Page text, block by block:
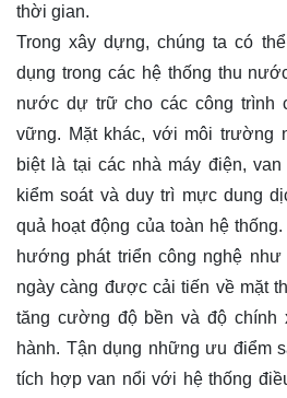
thời gian.
Trong xây dựng, chúng ta có
dụng trong các hệ thống thu
nước dự trữ cho các công trình
vững. Mặt khác, với môi trường
biệt là tại các nhà máy điện,
kiểm soát và duy trì mực dung
quả hoạt động của toàn hệ
hướng phát triển công nghệ
ngày càng được cải tiến về mặt
tăng cường độ bền và độ chính
hành. Tận dụng những ưu điểm
tích hợp van nổi với hệ thống